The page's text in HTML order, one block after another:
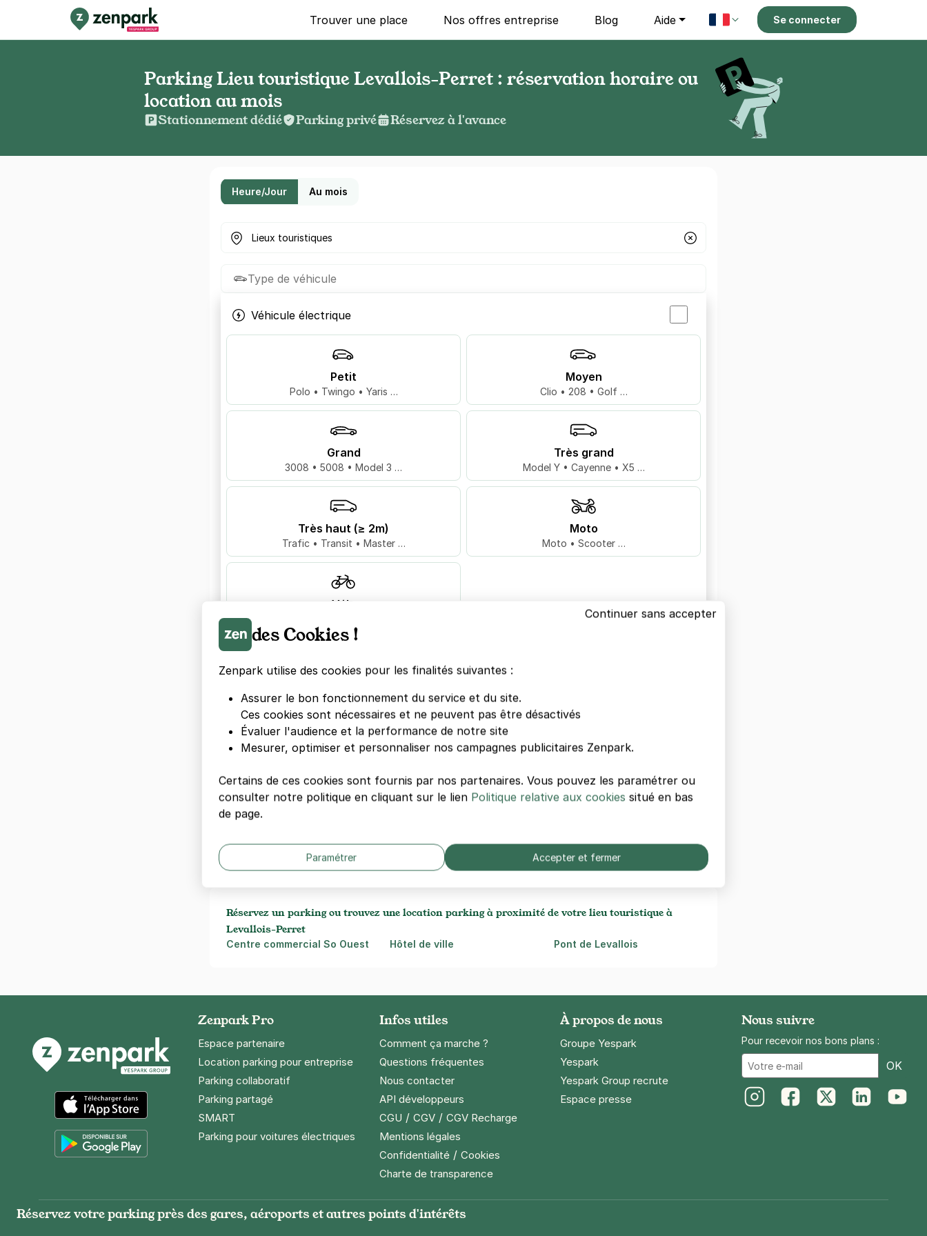
Trouver une place Nos offres entreprise Blog Aide Se connecter
Parking Lieu touristique Levallois-Perret : réservation horaire ou
location au mois
Stationnement dédié Parking privé Réservez à l'avance
Heure/Jour Au mois
Où cherchez-vous un parking ?
Type de véhicule
Véhicule électrique
Petit
Polo • Twingo • Yaris …
Moyen
Clio • 208 • Golf …
Grand
3008 • 5008 • Model 3 …
Très grand
Model Y • Cayenne • X5 …
Très haut (≥ 2m)
Trafic • Transit • Master …
Moto
Moto • Scooter …
Vélo
1 août · 22:00
1 août · 23:00
12h
Rechercher
Réservez un parking ou trouvez une location parking à proximité de votre lieu touristique à
Levallois-Perret
Centre commercial So Ouest Hôtel de ville Pont de Levallois
App Store
Zenpark Pro
Espace partenaire
Location parking pour entreprise
Parking collaboratif
Parking partagé
SMART
Parking pour voitures électriques
Infos utiles
Comment ça marche ?
Questions fréquentes
Nous contacter
API développeurs
CGU / CGV/ CGV Recharge
Mentions légales
Confidentialité/ Cookies
Charte de transparence
À propos de nous
Groupe Yespark
Yespark
Yespark Group recrute
Espace presse
Nous suivre
Pour recevoir nos bons plans :
OK
Réservez votre parking près des gares, aéroports et autres points d'intérêts
Continuer sans accepter
des Cookies !
Zenpark utilise des cookies pour les finalités suivantes :
Assurer le bon fonctionnement du service et du site.
Ces cookies sont nécessaires et ne peuvent pas être désactivés
Évaluer l'audience et la performance de notre site
Mesurer, optimiser et personnaliser nos campagnes publicitaires Zenpark.
Certains de ces cookies sont fournis par nos partenaires. Vous pouvez les paramétrer ou
consulter notre politique en cliquant sur le lien Politique relative aux cookies situé en bas
de page.
Paramétrer Accepter et fermer